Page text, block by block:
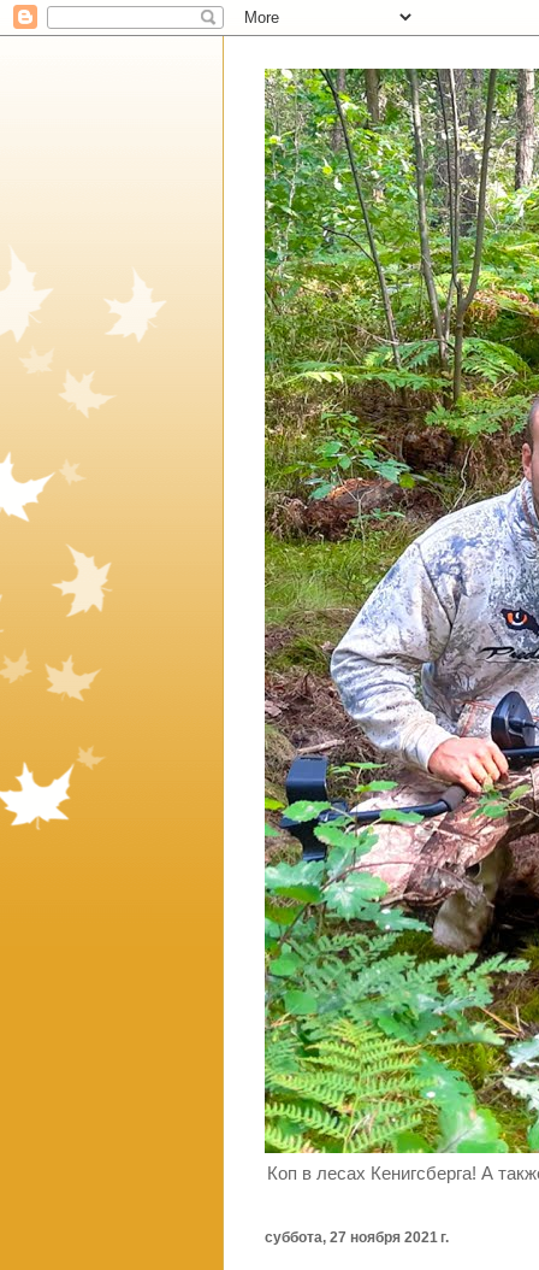
Коп в лесах Кенигсберга! А
суббота, 27 ноября 2021 г.